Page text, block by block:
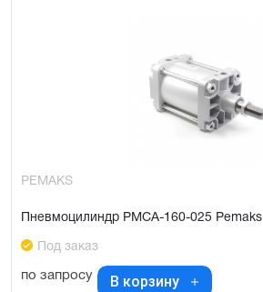
PEMAKS
Пневмоцилиндр PMCA-160-025 Pemaks
Под заказ
по запросу В корзину